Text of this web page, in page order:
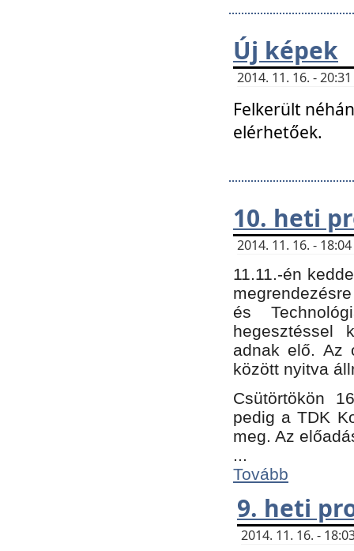
Új képek
2014. 11. 16. -
Felkerült
elérhetőek.
10. heti
2014. 11. 16. -
11.11.-én
és
hegesztéssel
adnak elő. Az
között nyitva
Csütörtökön
pedig a TDK
meg. Az
...
Tovább
9. heti
2014. 11. 16. -